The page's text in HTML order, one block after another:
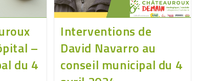
–
du 4
Interventions de
David Navarro au
conseil municipal du 4